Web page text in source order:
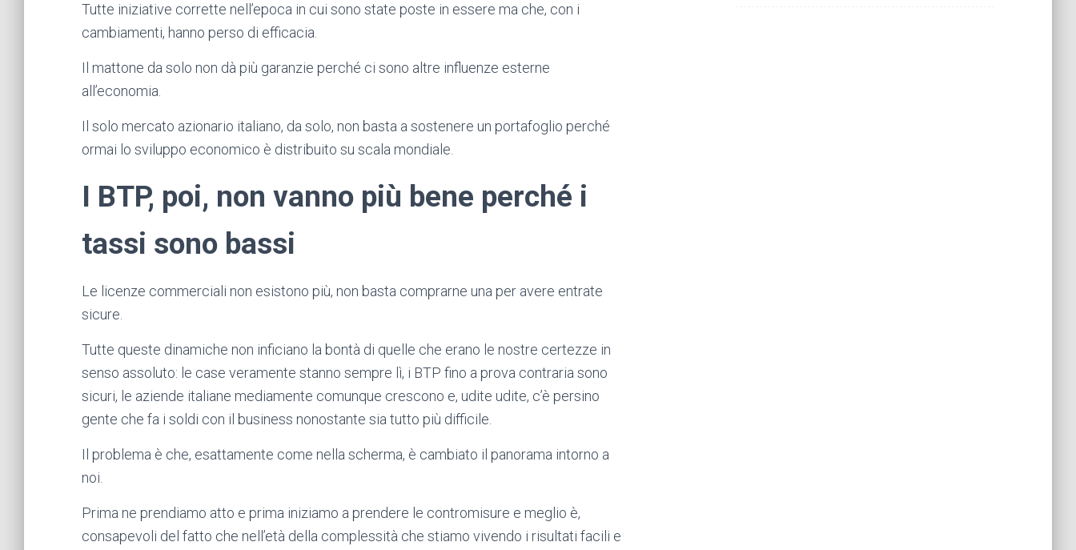
Tutte iniziative corrette nell’epoca in cui sono state poste in essere ma che, con i
cambiamenti, hanno perso di efficacia.
Il mattone da solo non dà più garanzie perché ci sono altre influenze esterne
all’economia.
Il solo mercato azionario italiano, da solo, non basta a sostenere un portafoglio perché
ormai lo sviluppo economico è distribuito su scala mondiale.
I BTP, poi, non vanno più bene perché i
tassi sono bassi
Le licenze commerciali non esistono più, non basta comprarne una per avere entrate
sicure.
Tutte queste dinamiche non inficiano la bontà di quelle che erano le nostre certezze in
senso assoluto: le case veramente stanno sempre lì, i BTP fino a prova contraria sono
sicuri, le aziende italiane mediamente comunque crescono e, udite udite, c’è persino
gente che fa i soldi con il business nonostante sia tutto più difficile.
Il problema è che, esattamente come nella scherma, è cambiato il panorama intorno a
noi.
Prima ne prendiamo atto e prima iniziamo a prendere le contromisure e meglio è,
consapevoli del fatto che nell’età della complessità che stiamo vivendo i risultati facili e